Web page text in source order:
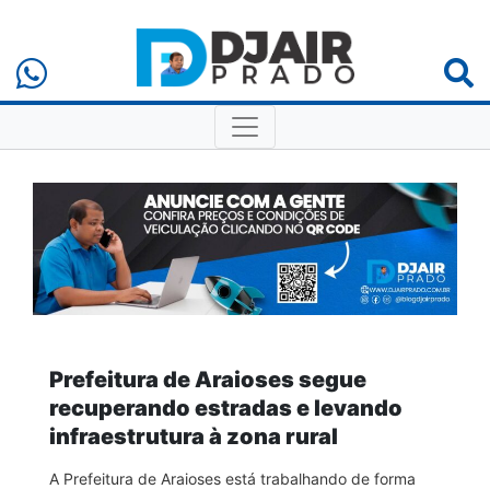
Prefeitura de Araioses segue
recuperando estradas e levando
infraestrutura à zona rural
A Prefeitura de Araioses está trabalhando de forma